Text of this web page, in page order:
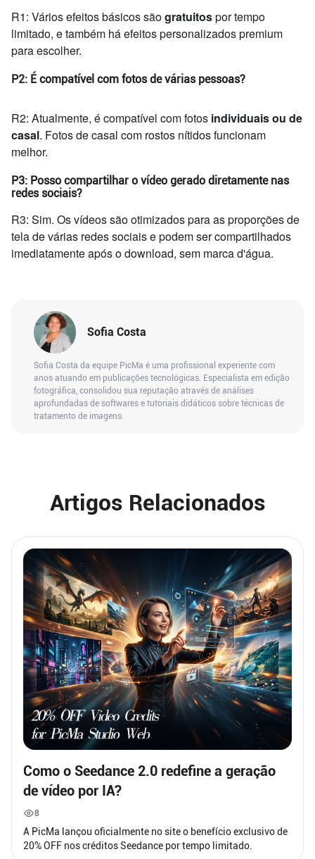
R1: Vários efeitos básicos sãogratuitospor tempo
limitado, e também há efeitos personalizados premium
para escolher.
P2: É compatível com fotos de várias pessoas?
R2: Atualmente, é compatível com fotos individuais ou de
casal. Fotos de casal com rostos nítidos funcionam
melhor.
P3: Posso compartilhar o vídeo gerado diretamente nas
redes sociais?
R3: Sim. Os vídeos são otimizados para as proporções de
tela de várias redes sociais e podem ser compartilhados
imediatamente após o download, sem marca d'água.
Sofia Costa
Sofia Costa da equipe PicMa é uma profissional experiente com
anos atuando em publicações tecnológicas. Especialista em edição
fotográfica, consolidou sua reputação através de análises
aprofundadas de softwares e tutoriais didáticos sobre técnicas de
tratamento de imagens.
Artigos Relacionados
Como o Seedance 2.0 redefine a geração
de vídeo por IA?
8
A PicMa lançou oficialmente no site o benefício exclusivo de
20% OFF nos créditos Seedance por tempo limitado.